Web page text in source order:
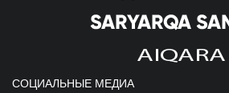
СОЦИАЛЬНЫЕ МЕДИА